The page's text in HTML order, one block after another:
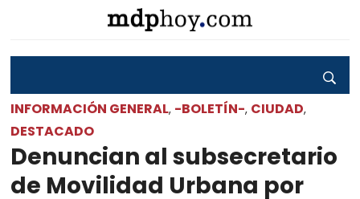
INFORMACIÓN GENERAL, -BOLETÍN-, CIUDAD,
DESTACADO
Denuncian al subsecretario
de Movilidad Urbana por